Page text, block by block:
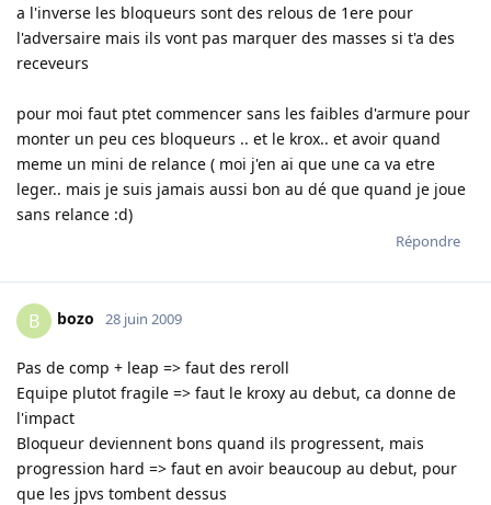
a l'inverse les bloqueurs sont des relous de 1ere pour
l'adversaire mais ils vont pas marquer des masses si t'a des
receveurs
pour moi faut ptet commencer sans les faibles d'armure pour
monter un peu ces bloqueurs .. et le krox.. et avoir quand
meme un mini de relance ( moi j'en ai que une ca va etre
leger.. mais je suis jamais aussi bon au dé que quand je joue
sans relance :d)
Répondre
B bozo 28 juin 2009
Pas de comp + leap => faut des reroll
Equipe plutot fragile => faut le kroxy au debut, ca donne de
l'impact
Bloqueur deviennent bons quand ils progressent, mais
progression hard => faut en avoir beaucoup au debut, pour
que les jpvs tombent dessus